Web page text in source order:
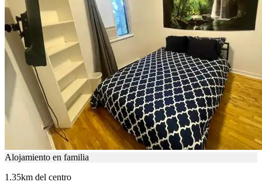
Alojamiento en familia
1.35km del centro